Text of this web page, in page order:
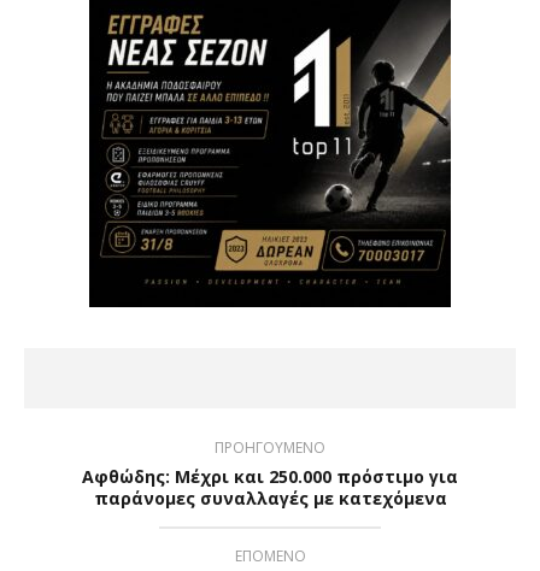
ΠΡΟΗΓΟΥΜΕΝΟ
Αφθώδης: Μέχρι και 250.000 πρόστιμο για
παράνομες συναλλαγές με κατεχόμενα
ΕΠΟΜΕΝΟ